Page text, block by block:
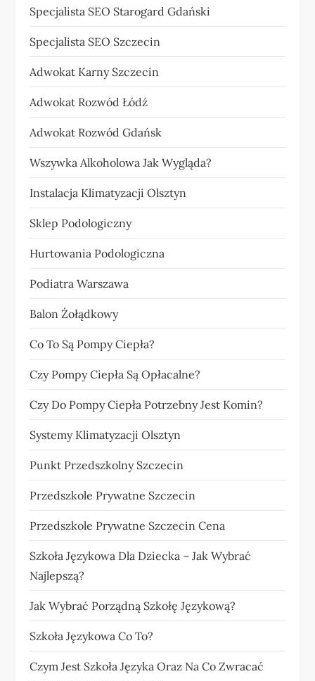
Specjalista SEO Starogard Gdański
Specjalista SEO Szczecin
Adwokat Karny Szczecin
Adwokat Rozwód Łódź
Adwokat Rozwód Gdańsk
Wszywka Alkoholowa Jak Wygląda?
Instalacja Klimatyzacji Olsztyn
Sklep Podologiczny
Hurtowania Podologiczna
Podiatra Warszawa
Balon Żołądkowy
Co To Są Pompy Ciepła?
Czy Pompy Ciepła Są Opłacalne?
Czy Do Pompy Ciepła Potrzebny Jest Komin?
Systemy Klimatyzacji Olsztyn
Punkt Przedszkolny Szczecin
Przedszkole Prywatne Szczecin
Przedszkole Prywatne Szczecin Cena
Szkoła Językowa Dla Dziecka – Jak Wybrać
Najlepszą?
Jak Wybrać Porządną Szkołę Językową?
Szkoła Językowa Co To?
Czym Jest Szkoła Języka Oraz Na Co Zwracać